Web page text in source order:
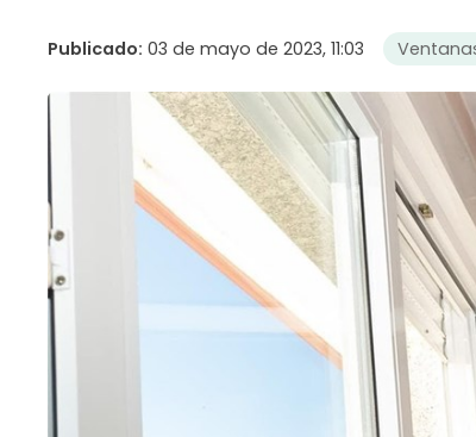
Publicado: 03 de mayo de 2023, 11:03